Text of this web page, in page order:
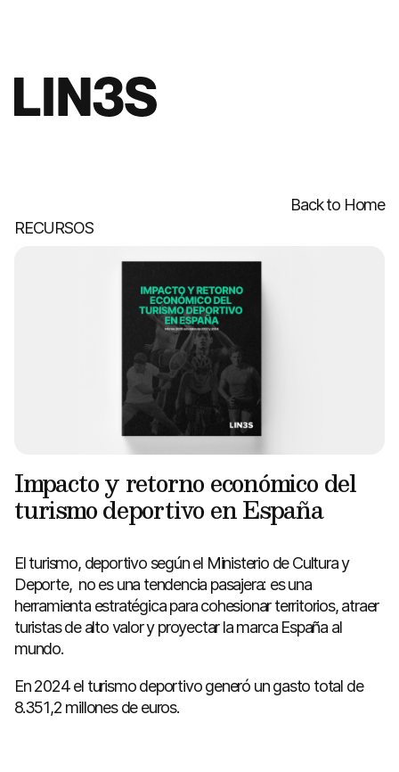
Back to Home
RECURSOS
Impacto y retorno económico del
turismo deportivo en España
El turismo, deportivo según el Ministerio de Cultura y
Deporte, no es una tendencia pasajera: es una
herramienta estratégica para cohesionar territorios, atraer
turistas de alto valor y proyectar la marca España al
mundo.
En 2024 el turismo deportivo generó un gasto total de
8.351,2 millones de euros.